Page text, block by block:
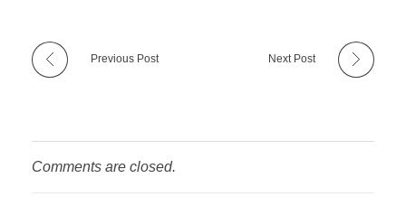
Previous Post Next Post
Comments are closed.